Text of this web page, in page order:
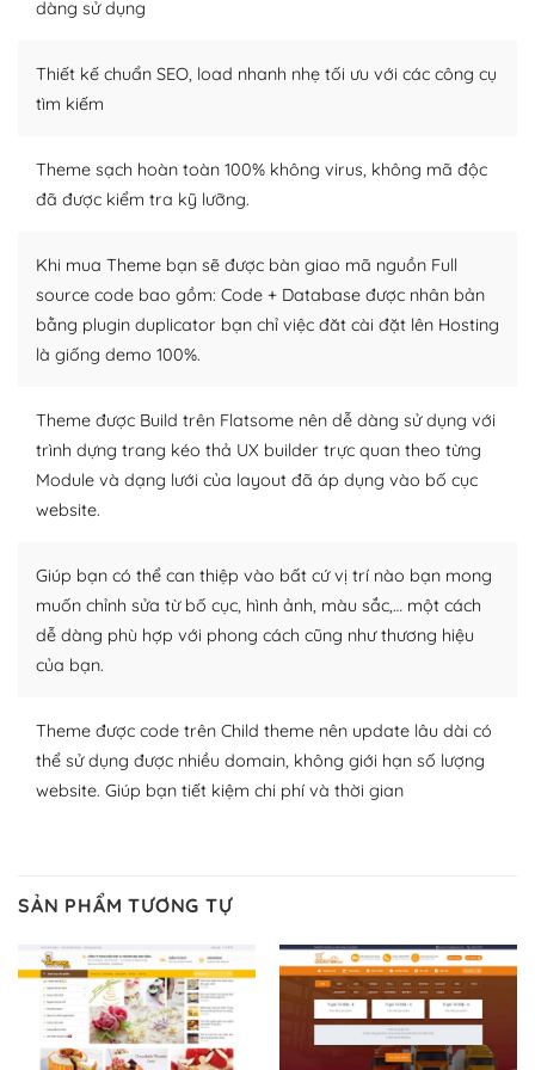
– Sở hữu một cộng đồng lớn, sẵn sàng hỗ trợ
khổng lồ được kiểm duyệt bởi các nhân viên và những
người cuồng tín WordPress.
kiếm những cộng đồng WordPress, họ sẽ giúp bạn trả
lời, giải đáp vấn đề của bạn.
Cộng đồng sử dụng WordPress sẵn sàng hỗ trợ bạn
Plugin mở rộng là thành phần cài đặt thêm vào
WordPress để tăng thêm các tính năng cần thiết. Có
nhiều plugin trả phí hoặc miễn phí.
plugin của WordPress rất phong phú. Bạn có thể thỏa
thích chọn lựa plugin và themes phù hợp cho mục đích
lập website của mình.
– Dễ sử dụng
Với mọi Hosting bất kỳ thì WordPress đều có thể dễ
Và bạn có toàn quyền tự do khi quyết định nơi lưu trữ
trang web WordPress của bạn.
Dễ dàng lựa chọn Hosting cho website WordPress
– Bảo mật cực tốt
dàng sử dụng
Thiết kế chuẩn SEO, load nhanh nhẹ tối ưu với các công cụ
tìm kiếm
Theme sạch hoàn toàn 100% không virus, không mã độc
đã được kiểm tra kỹ lưỡng.
Khi mua Theme bạn sẽ được bàn giao mã nguồn Full
source code bao gồm: Code + Database được nhân bản
bằng plugin duplicator bạn chỉ việc đăt cài đặt lên Hosting
là giống demo 100%.
Theme được Build trên Flatsome nên dễ dàng sử dụng với
trình dựng trang kéo thả UX builder trực quan theo từng
Module và dạng lưới của layout đã áp dụng vào bố cục
website.
Giúp bạn có thể can thiệp vào bất cứ vị trí nào bạn mong
muốn chỉnh sửa từ bố cục, hình ảnh, màu sắc,… một cách
dễ dàng phù hợp với phong cách cũng như thương hiệu
của bạn.
Theme được code trên Child theme nên update lâu dài có
thể sử dụng được nhiều domain, không giới hạn số lượng
website. Giúp bạn tiết kiệm chi phí và thời gian
SẢN PHẨM TƯƠNG TỰ